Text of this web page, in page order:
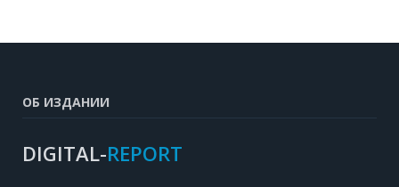
ОБ ИЗДАНИИ
DIGITAL-REPORT